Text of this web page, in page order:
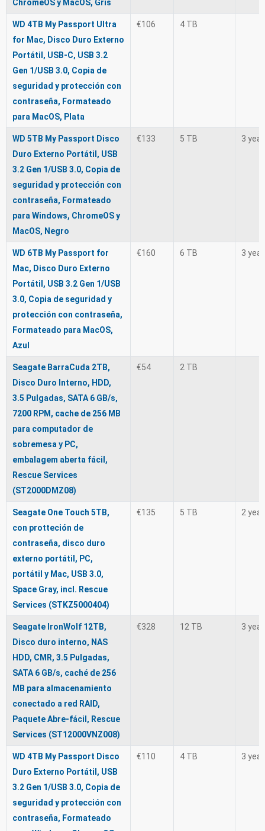
ChromeOS y MacOS, Gris
WD 4TB My Passport Ultra
for Mac, Disco Duro Externo
Portátil, USB-C, USB 3.2
Gen 1/USB 3.0, Copia de
seguridad y protección con
contraseña, Formateado
para MacOS, Plata
€106 4 TB
WD 5TB My Passport Disco
Duro Externo Portátil, USB
3.2 Gen 1/USB 3.0, Copia de
seguridad y protección con
contraseña, Formateado
para Windows, ChromeOS y
MacOS, Negro
€133 5 TB 3
WD 6TB My Passport for
Mac, Disco Duro Externo
Portátil, USB 3.2 Gen 1/USB
3.0, Copia de seguridad y
protección con contraseña,
Formateado para MacOS,
Azul
€160 6 TB 3
Seagate BarraCuda 2TB,
Disco Duro Interno, HDD,
3.5 Pulgadas, SATA 6 GB/s,
7200 RPM, cache de 256 MB
para computador de
sobremesa y PC,
embalagem aberta fácil,
Rescue Services
(ST2000DMZ08)
€54 2 TB
Seagate One Touch 5TB,
con protteción de
contraseña, disco duro
externo portátil, PC,
portátil y Mac, USB 3.0,
Space Gray, incl. Rescue
Services (STKZ5000404)
€135 5 TB 2
Seagate IronWolf 12TB,
Disco duro interno, NAS
HDD, CMR, 3.5 Pulgadas,
SATA 6 GB/s, caché de 256
MB para almacenamiento
conectado a red RAID,
Paquete Abre-fácil, Rescue
Services (ST12000VNZ008)
€328 12 TB 3
WD 4TB My Passport Disco
Duro Externo Portátil, USB
3.2 Gen 1/USB 3.0, Copia de
seguridad y protección con
contraseña, Formateado
€110 4 TB 3